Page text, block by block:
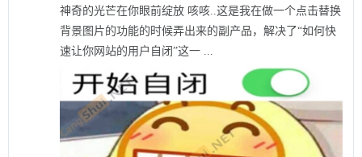
神奇的光芒在你眼前绽放 咳咳..这是我在做一个点击替换
背景图片的功能的时候弄出来的副产品，解决了“如何快
速让你网站的用户自闭”这一 ...